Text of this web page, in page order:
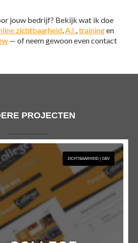
jouw bedrijf? Bekijk wat ik doe
zichtbaarheid,A.I.,trainingen
— of neem gewoon even contact
PROJECTEN
ZICHTBAARHEID | GBV